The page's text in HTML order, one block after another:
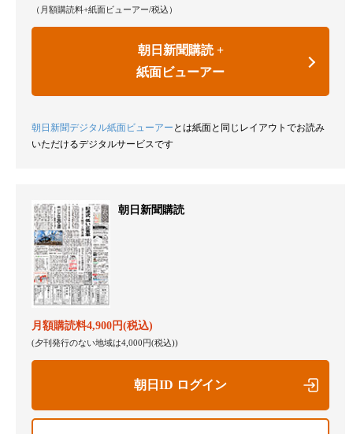
（月額購読料+紙面ビューアー/税込）
朝日新聞購読 +
紙面ビューアー
朝日新聞デジタル紙面ビューアー とは紙面と同じレイアウトでお読み
いただけるデジタルサービスです
朝日新聞購読
月額購読料4,900円(税込)
(夕刊発行のない地域は4,000円(税込))
朝日ID ログイン